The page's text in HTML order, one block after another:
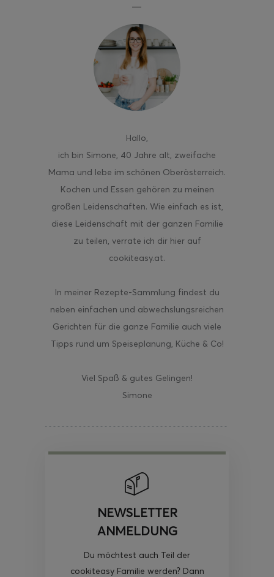
Hallo
ich bin Simone, 40 Jahre alt, zweifache
Mama und lebe im schönen Oberösterreich.
Kochen und Essen gehören zu meinen
großen Leidenschaften. Wie einfach es ist,
diese Leidenschaft mit der ganzen Familie
zu teilen, verrate ich dir hier auf
cookiteasy.at.
In meiner Rezepte-Sammlung findest du
neben einfachen und abwechslungsreichen
Gerichten für die ganze Familie auch viele
Tipps rund um Speiseplanung, Küche & Co!
Viel Spaß & gutes Gelingen!
Simone
NEWSLETTER
ANMELDUNG
Du möchtest auch Teil der
cookiteasy Familie werden? Dann